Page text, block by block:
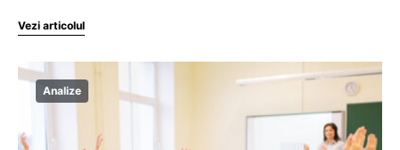
Vezi articolul
Analize